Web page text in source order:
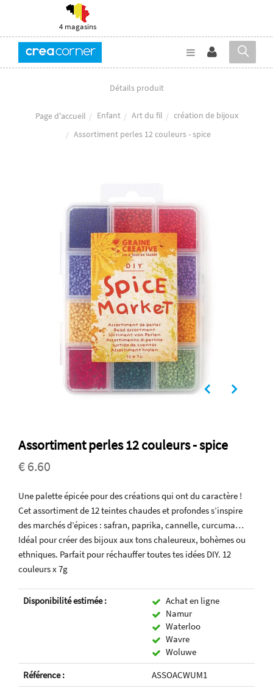
4 magasins
Détails produit
Page d'accueil Enfant Art du fil
création de bijoux
Assortiment perles 12 couleurs - spice
Assortiment perles 12 couleurs - spice
€ 6.60
Une palette épicée pour des créations qui ont du caractère !
Cet assortiment de 12 teintes chaudes et profondes s’inspire
des marchés d’épices : safran, paprika, cannelle, curcuma…
Idéal pour créer des bijoux aux tons chaleureux, bohèmes ou
ethniques. Parfait pour réchauffer toutes tes idées DIY. 12
couleurs x 7g
Disponibilité estimée :
Achat en ligne
Namur
Waterloo
Wavre
Woluwe
Référence :
ASSOACWUM1